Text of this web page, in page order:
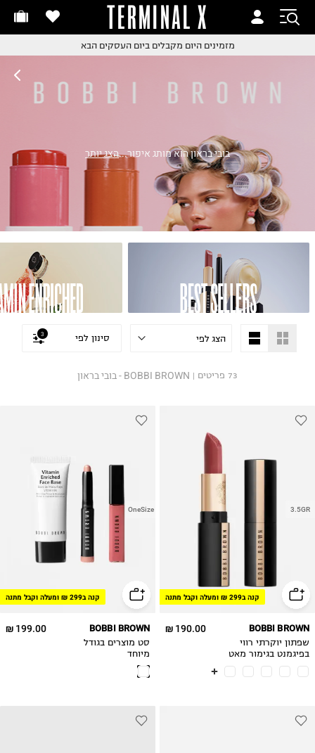
TERMINAL X
החלפות והחזרות בקליק
עם שליח עד הבית!
משלוח חינם מעל ₪249
החלפות והחזרות בקליקעם שליח עד הבית!
בובי בראון הוא מותג איפור...הצג יותר
סינון לפי 3
73 פריטים | BOBBI BROWN - בובי בראון
קנה ב299 ₪ ומעלה וקבל מתנה
3.5GR
190.00 ₪ BOBBI BROWN
שפתון יוקרתי רווי
בפיגמנט בגימור מאט
רך
קנה ב299 ₪ ומעלה וקבל מתנה
OneSize
199.00 ₪ BOBBI BROWN
סט מוצרים בגודל
מיוחד